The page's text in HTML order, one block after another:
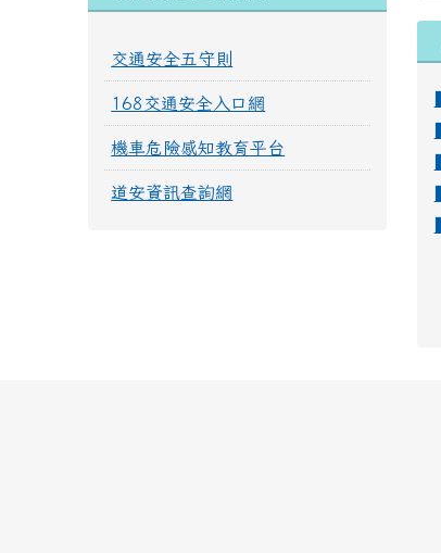
交通安全五守則
168交通安全入口網
機車危險感知教育平台
道安資訊查詢網